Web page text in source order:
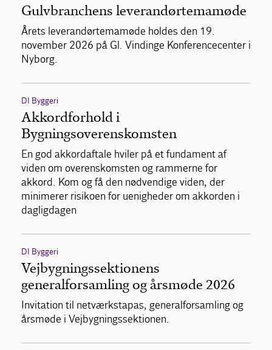
Gulvbranchens leverandørtemamøde
Årets leverandørtemamøde holdes den 19.
november 2026 på Gl. Vindinge Konferencecenter i
Nyborg.
DI Byggeri
Akkordforhold i
Bygningsoverenskomsten
En god akkordaftale hviler på et fundament af
viden om overenskomsten og rammerne for
akkord. Kom og få den nødvendige viden, der
minimerer risikoen for uenigheder om akkorden i
dagligdagen
DI Byggeri
Vejbygningssektionens
generalforsamling og årsmøde 2026
Invitation til netværkstapas, generalforsamling og
årsmøde i Vejbygningssektionen.